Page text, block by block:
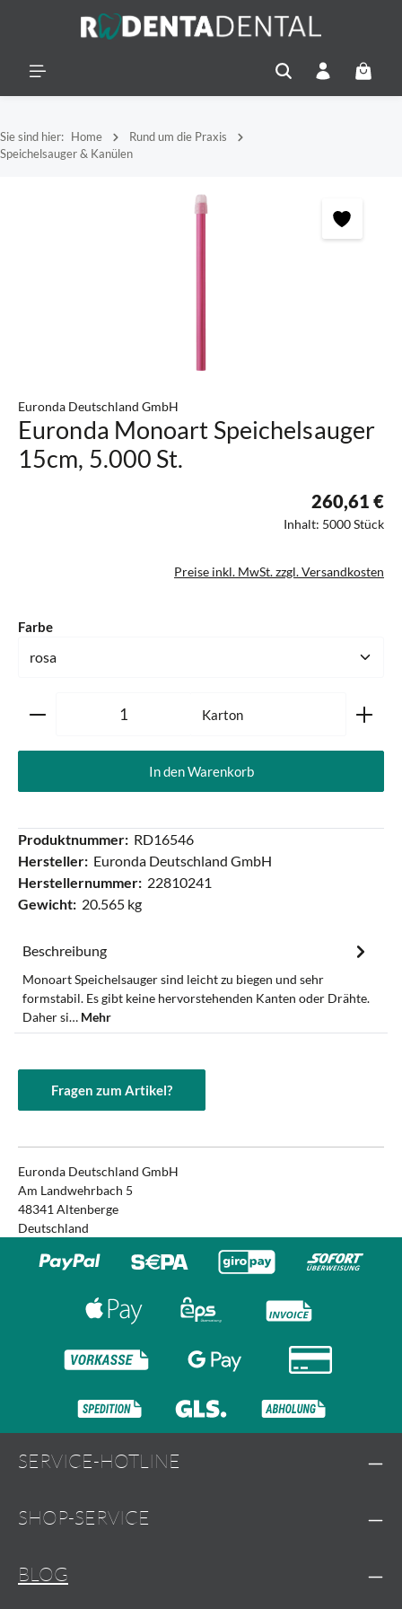
Sie sind hier: Home
Rund um die Praxis
Speichelsauger & Kanülen
Euronda Deutschland GmbH
Euronda Monoart Speichelsauger
15cm, 5.000 St.
260,61 €
Inhalt: 5000 Stück
Preise inkl. MwSt. zzgl. Versandkosten
Farbeauswählen
Produkt Anzahl: Gib den gewünschten Wert ein oder
Karton
In den Warenkorb
Produktnummer: RD16546
Hersteller: Euronda Deutschland GmbH
Herstellernummer: 22810241
Gewicht: 20.565 kg
Beschreibung
Monoart Speichelsauger sind leicht zu biegen und sehr
formstabil. Es gibt keine hervorstehenden Kanten oder Drähte.
Daher si… Mehr
Fragen zum Artikel?
Euronda Deutschland GmbH
Am Landwehrbach 5
48341 Altenberge
Deutschland
SERVICE-HOTLINE
SHOP-SERVICE
BLOG